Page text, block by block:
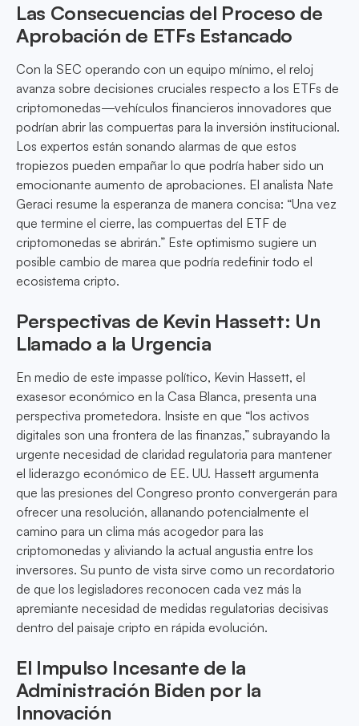
Las Consecuencias del Proceso de
Aprobación de ETFs Estancado
Con la SEC operando con un equipo mínimo, el reloj
avanza sobre decisiones cruciales respecto a los ETFs de
criptomonedas—vehículos financieros innovadores que
podrían abrir las compuertas para la inversión institucional.
Los expertos están sonando alarmas de que estos
tropiezos pueden empañar lo que podría haber sido un
emocionante aumento de aprobaciones. El analista Nate
Geraci resume la esperanza de manera concisa: “Una vez
que termine el cierre, las compuertas del ETF de
criptomonedas se abrirán.” Este optimismo sugiere un
posible cambio de marea que podría redefinir todo el
ecosistema cripto.
Perspectivas de Kevin Hassett: Un
Llamado a la Urgencia
En medio de este impasse político, Kevin Hassett, el
exasesor económico en la Casa Blanca, presenta una
perspectiva prometedora. Insiste en que “los activos
digitales son una frontera de las finanzas,” subrayando la
urgente necesidad de claridad regulatoria para mantener
el liderazgo económico de EE. UU. Hassett argumenta
que las presiones del Congreso pronto convergerán para
ofrecer una resolución, allanando potencialmente el
camino para un clima más acogedor para las
criptomonedas y aliviando la actual angustia entre los
inversores. Su punto de vista sirve como un recordatorio
de que los legisladores reconocen cada vez más la
apremiante necesidad de medidas regulatorias decisivas
dentro del paisaje cripto en rápida evolución.
El Impulso Incesante de la
Administración Biden por la
Innovación